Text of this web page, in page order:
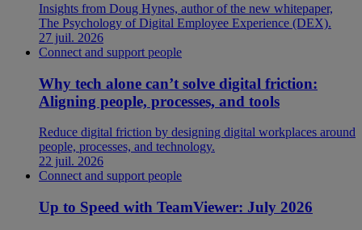
Insights from Doug Hynes, author of the new whitepaper,
The Psychology of Digital Employee Experience (DEX).
27 juil. 2026
Connect and support people
Why tech alone can’t solve digital friction:
Aligning people, processes, and tools
Reduce digital friction by designing digital workplaces around
people, processes, and technology.
22 juil. 2026
Connect and support people
Up to Speed with TeamViewer: July 2026